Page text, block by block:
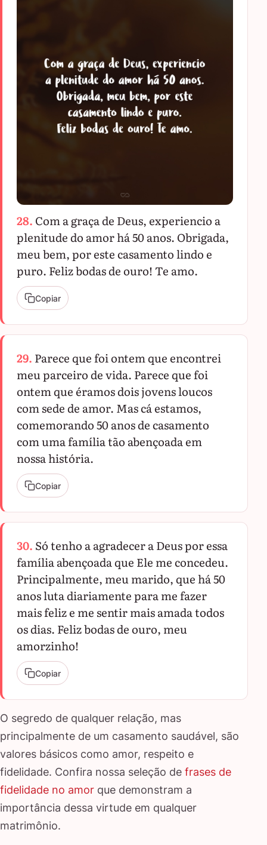
28. Com a graça de Deus, experiencio a
plenitude do amor há 50 anos. Obrigada,
meu bem, por este casamento lindo e
puro. Feliz bodas de ouro! Te amo.
Copiar
29. Parece que foi ontem que encontrei
meu parceiro de vida. Parece que foi
ontem que éramos dois jovens loucos
com sede de amor. Mas cá estamos,
comemorando 50 anos de casamento
com uma família tão abençoada em
nossa história.
Copiar
30. Só tenho a agradecer a Deus por essa
família abençoada que Ele me concedeu.
Principalmente, meu marido, que há 50
anos luta diariamente para me fazer
mais feliz e me sentir mais amada todos
os dias. Feliz bodas de ouro, meu
amorzinho!
Copiar
O segredo de qualquer relação, mas
principalmente de um casamento saudável, são
valores básicos como amor, respeito e
fidelidade. Confira nossa seleção de frases de
fidelidade no amor que demonstram a
importância dessa virtude em qualquer
matrimônio.